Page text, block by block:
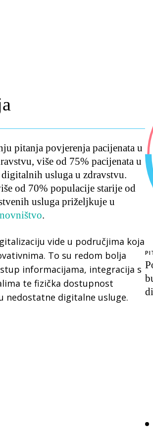
pitanja povjerenja pacijenata u
više od 75% pacijenata u
usluga u zdravstvu.
od 70% populacije starije od
usluga priželjkuje u
.
vide u područjima koja
To su redom bolja
informacijama, integracija s
te fizička dostupnost
nedostatne digitalne usluge.